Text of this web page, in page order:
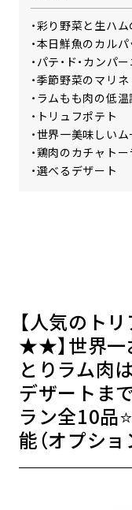
・彩り野菜と生ハ
・本日鮮魚のカル
・パテ・ド・カンパ
・季節野菜のマリネ
・ラムもも肉の低
・トリュフポテト
・世界一美味しい
・鶏肉のカチャトー
・選べるデザート
【人気のト
★★】世界一
とりラム肉
デザートま
ラン全10品
能（オプショ